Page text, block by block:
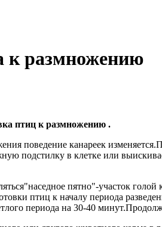
к размножению
птиц к размножению .
поведение канареек
подстилку в клетке или
пятно"-участок
птиц к началу периода
периода на 30-40